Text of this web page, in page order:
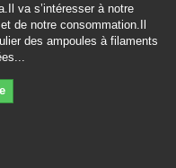
va s’intéresser à notre
de notre consommation.Il
des ampoules à filaments